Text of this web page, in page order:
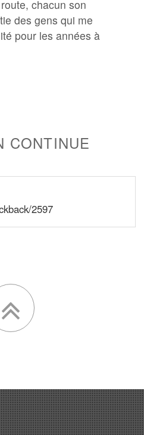
chacun son
des gens qui me
pour les années à
CONTINUE
2597